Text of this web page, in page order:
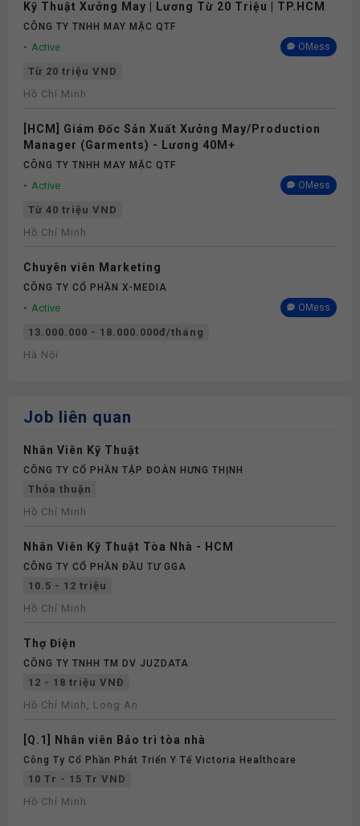
Kỹ Thuật Xưởng May | Lương Từ 20 Triệu | TP.HCM
CÔNG TY TNHH MAY MẶC QTF
Active OMess
Từ 20 triệu VND
Hồ Chí Minh
[HCM] Giám Đốc Sản Xuất Xưởng May/Production
Manager (Garments) - Lương 40M+
CÔNG TY TNHH MAY MẶC QTF
Active OMess
Từ 40 triệu VND
Hồ Chí Minh
Chuyên viên Marketing
CÔNG TY CỔ PHẦN X-MEDIA
Active OMess
13.000.000 - 18.000.000đ/tháng
Hà Nội
Job liên quan
Nhân Viên Kỹ Thuật
CÔNG TY CỔ PHẦN TẬP ĐOÀN HƯNG THỊNH
Thỏa thuận
Hồ Chí Minh
Nhân Viên Kỹ Thuật Tòa Nhà - HCM
CÔNG TY CỔ PHẦN ĐẦU TƯ GGA
10.5 - 12 triệu
Hồ Chí Minh
Thợ Điện
CÔNG TY TNHH TM DV JUZDATA
12 - 18 triệu VNĐ
Hồ Chí Minh, Long An
[Q.1] Nhân viên Bảo trì tòa nhà
Công Ty Cổ Phần Phát Triển Y Tế Victoria Healthcare
10 Tr - 15 Tr VND
Hồ Chí Minh